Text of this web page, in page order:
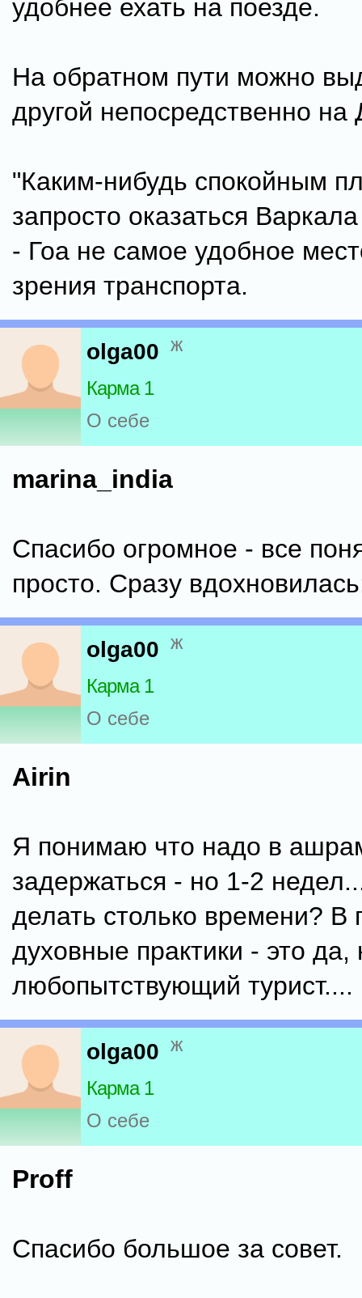
удобнее ехать на поезде.
На обратном пути можно
другой непосредственно на
"Каким-нибудь спокойным
запросто оказаться
- Гоа не самое удобное
зрения транспорта.
olga00 ж
Карма 1
О себе
marina_india
Спасибо огромное - все
просто. Сразу
olga00 ж
Карма 1
О себе
Airin
Я понимаю что надо в
задержаться - но 1-2
делать столько времени? В
духовные практики - это да,
любопытствующий турист....
olga00 ж
Карма 1
О себе
Proff
Спасибо большое за совет.